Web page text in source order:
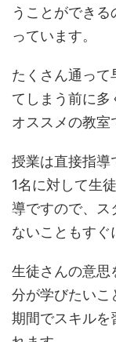
うことができ
っています。
たくさん通っ
てしまう前に多
オススメの教室
授業は直接指導
1名に対して生
導ですので、ス
ないこともすぐ
生徒さんの意思
分が学びたいこ
期間でスキルを